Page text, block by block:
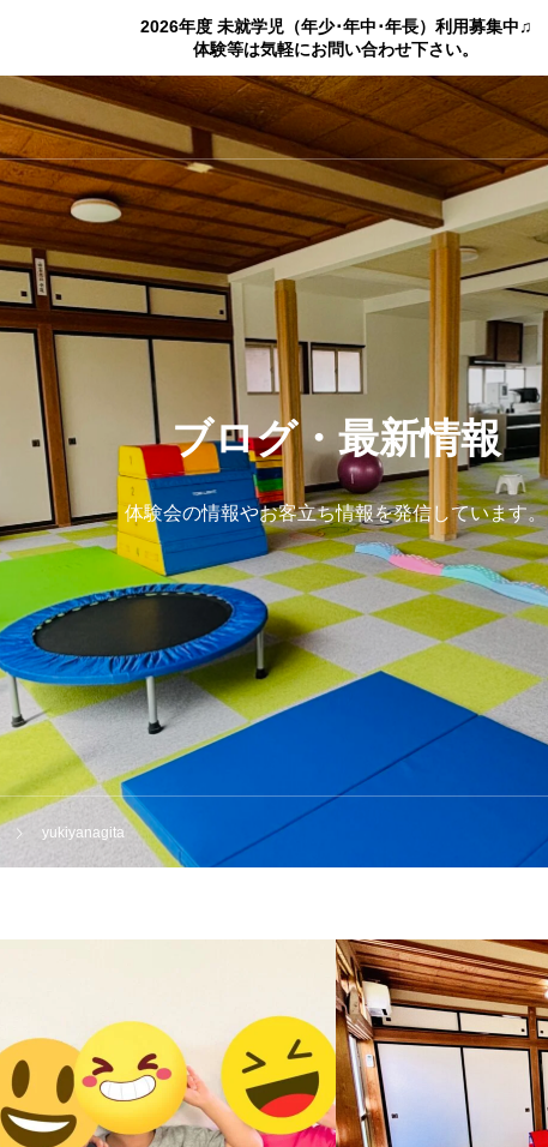
2026年度 未就学児（年少･年中･年長）利用募集中♫
体験等は気軽にお問い合わせ下さい。
ブログ・最新情報
体験会の情報やお客立ち情報を発信しています。
yukiyanagita